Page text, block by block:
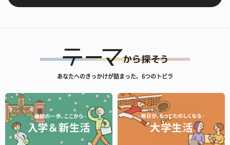
あなたへのきっかけが詰まった、6つのトビラ